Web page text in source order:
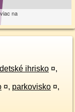
na
detské ihrisko ¤,
¤, parkovisko ¤,